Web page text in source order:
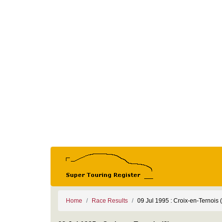
Home Race Results 09 Jul 1995 : Croix-en-Ternois